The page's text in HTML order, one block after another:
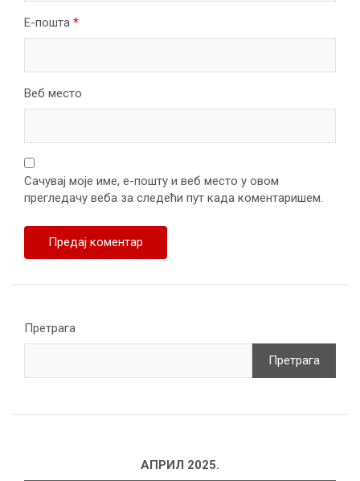
Е-пошта *
Веб место
Сачувај моје име, е-пошту и веб место у овом
прегледачу веба за следећи пут када коментаришем.
Претрага
Претрага
АПРИЛ 2025.